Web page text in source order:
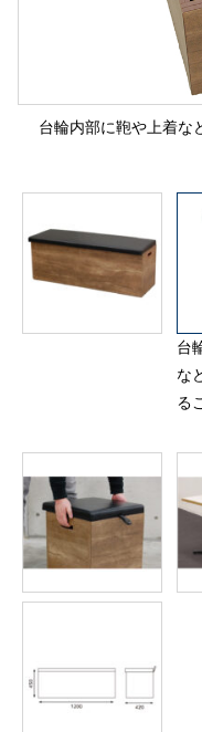
台輪内部に鞄や上着な
台
な
る